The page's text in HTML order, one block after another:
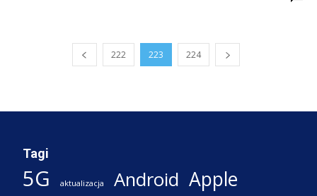
222 223 224
Tagi
5G aktualizacja Android Apple